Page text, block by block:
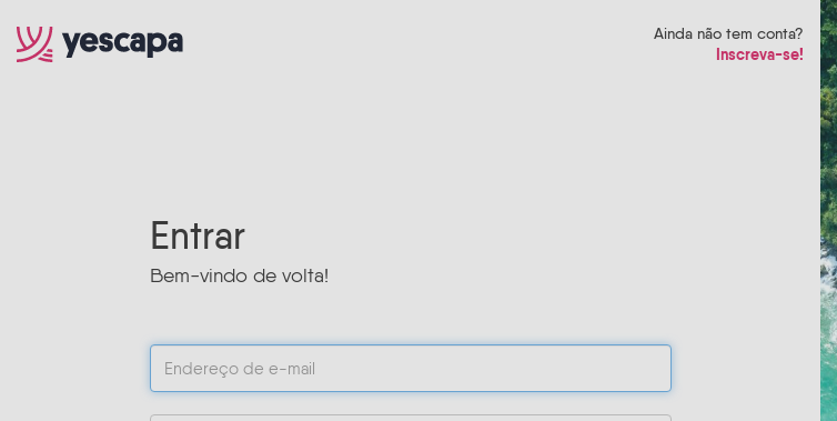
Ainda não tem conta?
Inscreva-se!
Entrar
Bem-vindo de volta!